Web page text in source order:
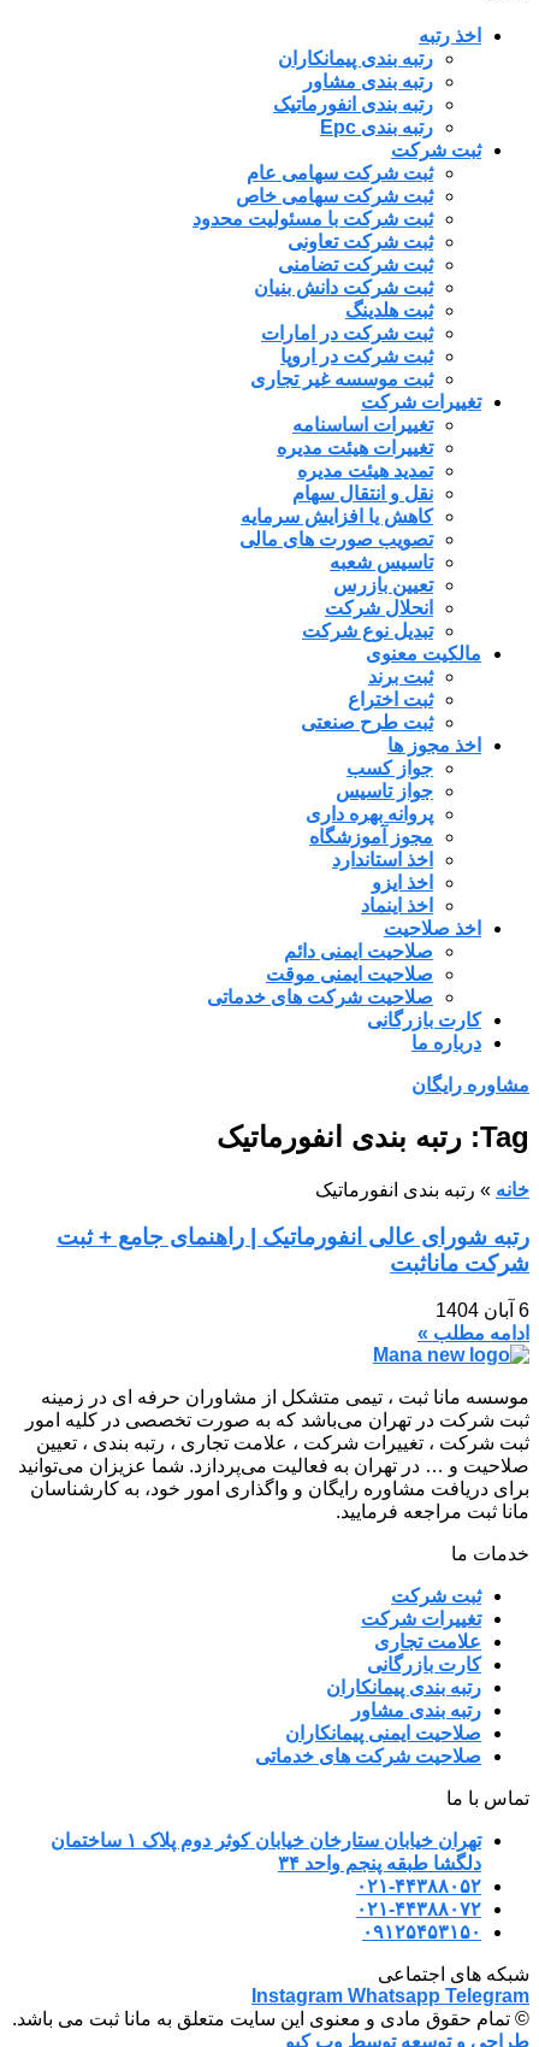
اخذ رتبه
رتبه بندی پیمانکاران
رتبه بندی مشاور
رتبه بندی انفورماتیک
رتبه بندی Epc
ثبت شرکت
ثبت شرکت سهامی عام
ثبت شرکت سهامی خاص
ثبت شرکت با مسئولیت محدود
ثبت شرکت تعاونی
ثبت شرکت تضامنی
ثبت شرکت دانش بنیان
ثبت هلدینگ
ثبت شرکت در امارات
ثبت شرکت در اروپا
ثبت موسسه غیر تجاری
تغییرات شرکت
تغییرات اساسنامه
تغییرات هیئت مدیره
تمدید هیئت مدیره
نقل و انتقال سهام
کاهش یا افزایش سرمایه
تصویب صورت های مالی
تاسیس شعبه
تعیین بازرس
انحلال شرکت
تبدیل نوع شرکت
مالکیت معنوی
ثبت برند
ثبت اختراع
ثبت طرح صنعتی
اخذ مجوز ها
جواز کسب
جواز تاسیس
پروانه بهره داری
مجوز آموزشگاه
اخذ استاندارد
اخذ ایزو
اخذ اینماد
اخذ صلاحیت
صلاحیت ایمنی دائم
صلاحیت ایمنی موقت
صلاحیت شرکت های خدماتی
کارت بازرگانی
درباره ما
مشاوره رایگان
Tag: رتبه بندی انفورماتیک
خانه » رتبه بندی انفورماتیک
رتبه شورای عالی انفورماتیک | راهنمای جامع + ثبت
شرکت مانا‌ثبت
6 آبان 1404
ادامه مطلب »
موسسه مانا ثبت ، تیمی متشکل از مشاوران حرفه ای در زمینه
ثبت شرکت در تهران می‌باشد که به صورت تخصصی در کلیه امور
ثبت شرکت ، تغییرات شرکت ، علامت تجاری ، رتبه بندی ، تعیین
صلاحیت و … در تهران به فعالیت می‌پردازد. شما عزیزان می‌توانید
برای دریافت مشاوره رایگان و واگذاری امور خود، به کارشناسان
مانا ثبت مراجعه فرمایید.
خدمات ما
ثبت شرکت
تغییرات شرکت
علامت تجاری
کارت بازرگانی
رتبه بندی پیمانکاران
رتبه بندی مشاور
صلاحیت ایمنی پیمانکاران
صلاحیت شرکت های خدماتی
تماس با ما
تهران خیابان ستارخان خیابان کوثر دوم پلاک ۱ ساختمان
دلگشا طبقه پنجم واحد ۳۴
۰۲۱-۴۴۳۸۸۰۵۲
۰۲۱-۴۴۳۸۸۰۷۲
۰۹۱۲۵۴۵۳۱۵۰
شبکه های اجتماعی
Instagram Whatsapp Telegram
© تمام حقوق مادی و معنوی این سایت متعلق به مانا ثبت می باشد.
طراحی و توسعه توسط وب کیو